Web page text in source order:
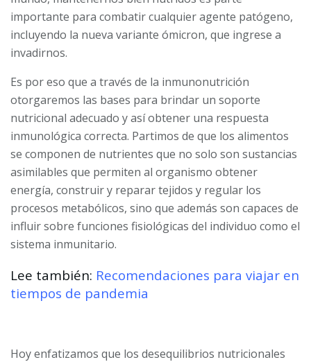
importante para combatir cualquier agente patógeno,
incluyendo la nueva variante ómicron, que ingrese a
invadirnos.
Es por eso que a través de la inmunonutrición
otorgaremos las bases para brindar un soporte
nutricional adecuado y así obtener una respuesta
inmunológica correcta. Partimos de que los alimentos
se componen de nutrientes que no solo son sustancias
asimilables que permiten al organismo obtener
energía, construir y reparar tejidos y regular los
procesos metabólicos, sino que además son capaces de
influir sobre funciones fisiológicas del individuo como el
sistema inmunitario.
Lee también: Recomendaciones para viajar en
tiempos de pandemia
Hoy enfatizamos que los desequilibrios nutricionales